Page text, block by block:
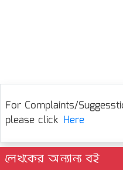
For Complaints/
please click Here
লেখকের অন্যান্য বই